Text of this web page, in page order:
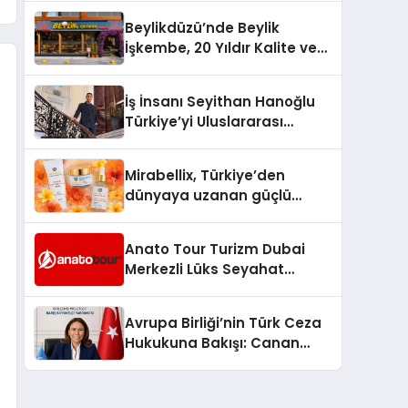
Beylikdüzü’nde Beylik
İşkembe, 20 Yıldır Kalite ve
İş İnsanı Seyithan Hanoğlu
Türkiye’yi Uluslararası
Mirabellix, Türkiye’den
dünyaya uzanan güçlü
Anato Tour Turizm Dubai
Merkezli Lüks Seyahat
Avrupa Birliği’nin Türk Ceza
Hukukuna Bakışı: Canan